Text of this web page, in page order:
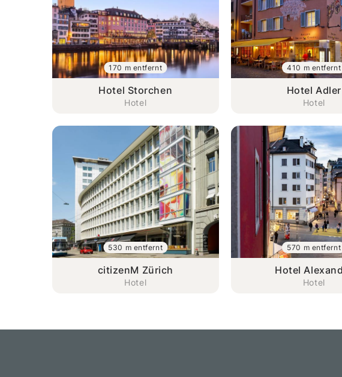
Hotel Storchen
Hotel
170 m entfernt
Hotel Adler
Hotel
410 m entfernt
citizenM Zürich
Hotel
530 m entfernt
Hotel
Hotel
570 m entfernt